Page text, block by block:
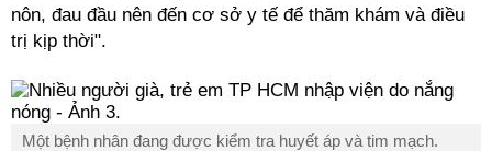
nôn, đau đầu nên đến cơ sở y tế để thăm khám và điều
trị kịp thời".
Một bệnh nhân đang được kiểm tra huyết áp và tim mạch.